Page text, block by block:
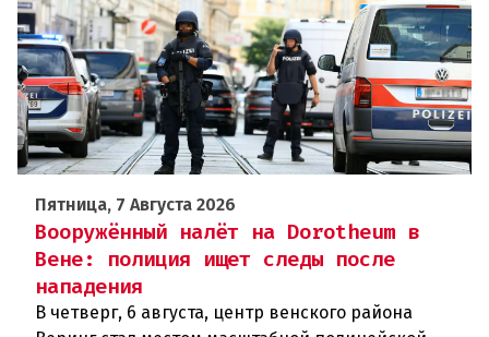
Пятница, 7 Августа 2026
Вооружённый налёт на Dorotheum в
Вене: полиция ищет следы после
нападения
В четверг, 6 августа, центр венского района